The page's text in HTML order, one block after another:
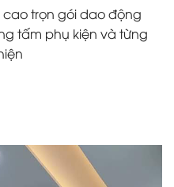
trọn gói dao động
tấm phụ kiện và từng